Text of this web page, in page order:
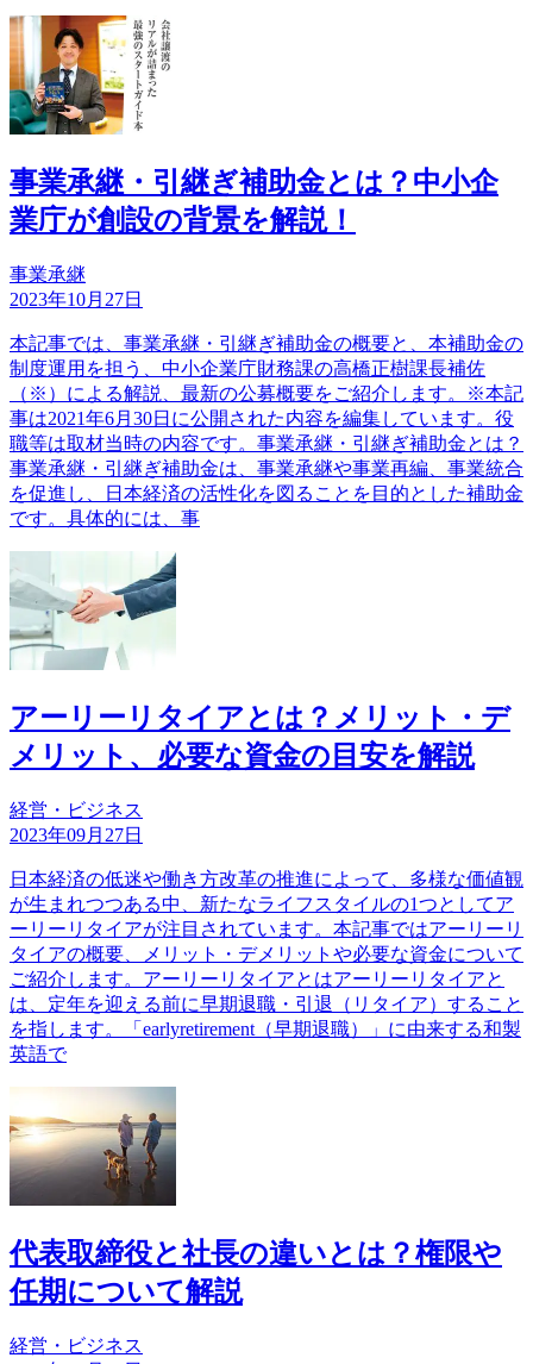
事業承継・引継ぎ補助金とは？中小企
業庁が創設の背景を解説！
事業承継
2023年10月27日
本記事では、事業承継・引継ぎ補助金の概要と、本補助金の
制度運用を担う、中小企業庁財務課の高橋正樹課長補佐
（※）による解説、最新の公募概要をご紹介します。※本記
事は2021年6月30日に公開された内容を編集しています。役
職等は取材当時の内容です。事業承継・引継ぎ補助金とは？
事業承継・引継ぎ補助金は、事業承継や事業再編、事業統合
を促進し、日本経済の活性化を図ることを目的とした補助金
です。具体的には、事
アーリーリタイアとは？メリット・デ
メリット、必要な資金の目安を解説
経営・ビジネス
2023年09月27日
日本経済の低迷や働き方改革の推進によって、多様な価値観
が生まれつつある中、新たなライフスタイルの1つとしてア
ーリーリタイアが注目されています。本記事ではアーリーリ
タイアの概要、メリット・デメリットや必要な資金について
ご紹介します。アーリーリタイアとはアーリーリタイアと
は、定年を迎える前に早期退職・引退（リタイア）すること
を指します。「earlyretirement（早期退職）」に由来する和製
英語で
代表取締役と社長の違いとは？権限や
任期について解説
経営・ビジネス